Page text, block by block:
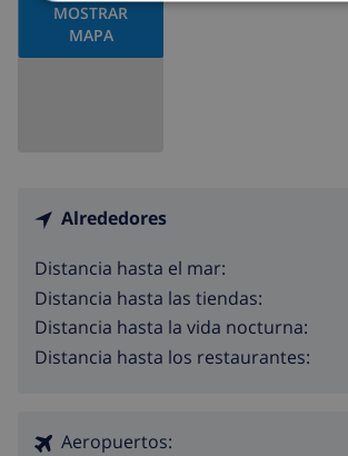
MOSTRAR
MAPA
Alrededores
Distancia hasta el mar:
Distancia hasta las tiendas:
Distancia hasta la vida nocturna:
Distancia hasta los restaurantes:
Aeropuertos: